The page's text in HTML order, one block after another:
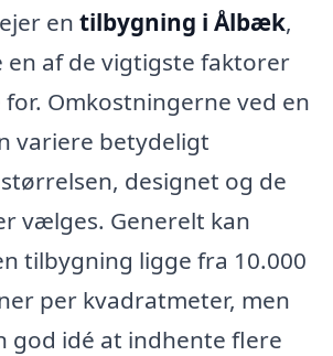
en tilbygning i Ålbæk,
en af de vigtigste faktorer
Omkostningerne ved en
variere betydeligt
designet og de
vælges. Generelt kan
tilbygning ligge fra 10.000
per kvadratmeter, men
god idé at indhente flere